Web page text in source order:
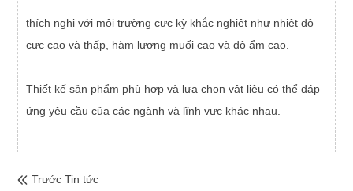
thích nghi với môi trường cực kỳ khắc nghiệt như nhiệt độ
cực cao và thấp, hàm lượng muối cao và độ ẩm cao.
Thiết kế sản phẩm phù hợp và lựa chọn vật liệu có thể đáp
ứng yêu cầu của các ngành và lĩnh vực khác nhau.
 Trước Tin tức